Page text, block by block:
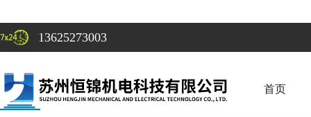
13625273003
首页